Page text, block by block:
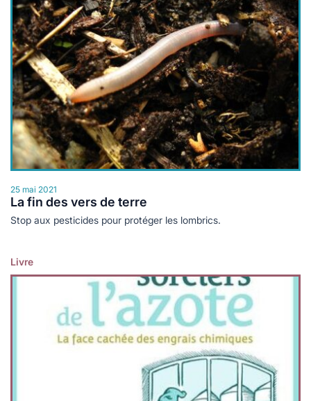
25 mai 2021
La fin des vers de terre
Stop aux pesticides pour protéger les lombrics.
Livre
Lire plus